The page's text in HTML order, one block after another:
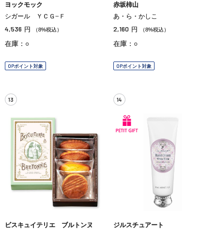
ヨックモック
シガール ＹＣＧ−Ｆ
4,536 円 （8%税込）
在庫：○
OPポイント対象
赤坂柿山
あ・ら・かしこ
2,160 円 （8%税込）
在庫：○
OPポイント対象
13
ビスキュイテリエ ブルトンヌ
14
ジルスチュアート